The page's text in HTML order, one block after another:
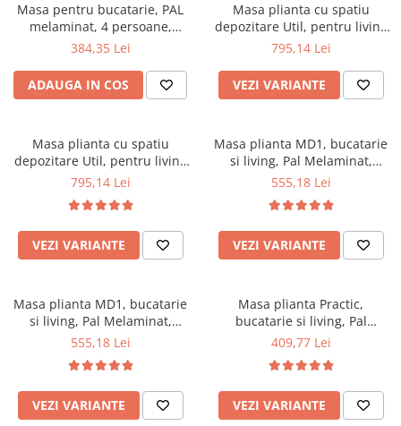
Saltele ieftine
Saltele cu plasa de arcuri
Saltele cu spuma
Scaune pentru bucatarie
Mobila bucatarie
Seturi mese si scaune bucatarie
Mobilier hol
Portmantouri
Pantofare
Seturi mobilier hol
Suport pentru umerase
Cuiere
Mobilier gradinita
Mese gradinita
Scaune gradinita
Set mese si scaune gradinita
Mobilier copii
Masa pentru bucatarie, PAL
melaminat, 4 persoane,
100x60x73 cm, stejar
384,35 Lei
ADAUGA IN COS
Masa plianta cu spatiu
depozitare Util, pentru living
si bucatarie, PAL, structura
persoane, 160x96x80 cm,
cires
795,14 Lei
VEZI VARIANTE
Masa plianta cu spatiu
depozitare Util, pentru living
si bucatarie, PAL, structura
persoane, 160x96x80 cm,
wenge
795,14 Lei
VEZI VARIANTE
Masa plianta MD1, bucatarie
si living, Pal Melaminat,
colturi rotunjite, 6 persoane,
555,18 Lei
VEZI VARIANTE
Masa plianta MD1, bucatarie
si living, Pal Melaminat,
colturi rotunjite, 6 persoane,
555,18 Lei
VEZI VARIANTE
Masa plianta Practic,
bucatarie si living, Pal
Melaminat, insertii lemn
rotunjite, 120x74x75 cm, cires
409,77 Lei
VEZI VARIANTE